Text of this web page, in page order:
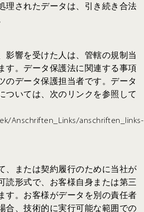
理されたデータは、引き続き合法
影響を受けた人は、管轄の規制当
す。データ保護法に関連する事項
のデータ保護担当者です。データ
ついては、次のリンクを参照して
Anschriften_Links/anschriften_links-
、または契約履行のために当社が
読形式で、お客様自身または第三
す。お客様がデータを別の責任者
合、技術的に実行可能な範囲での